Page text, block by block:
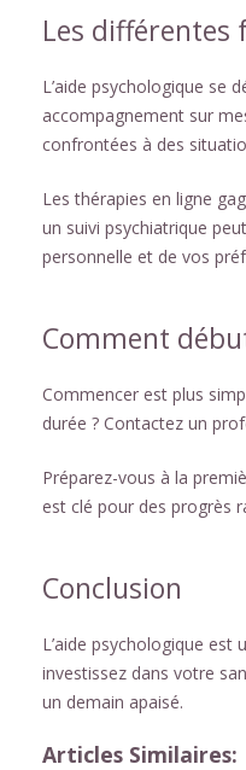
Les différentes
L’aide psychologique se
accompagnement sur
confrontées à des
Les thérapies en ligne
un suivi psychiatrique
personnelle et de vos
Comment
Commencer est plus
durée ? Contactez un
Préparez-vous à la
est clé pour des progrès
Conclusion
L’aide psychologique
investissez dans votre
un demain apaisé.
Articles Similaires: